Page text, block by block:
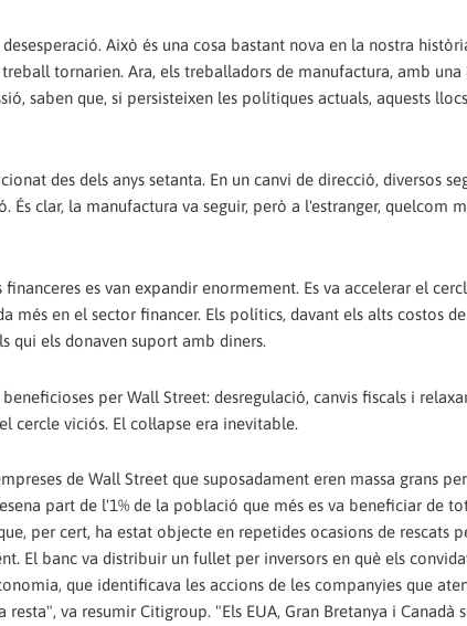
Això és una cosa bastant nova en la nostra
tornarien. Ara, els treballadors de manufactura, amb una
saben que, si persisteixen les polítiques actuals, aquests
des dels anys setanta. En un canvi de direcció, diversos
clar, la manufactura va seguir, però a l'estranger, quelcom
es van expandir enormement. Es va accelerar el
més en el sector financer. Els polítics, davant els alts costos
qui els donaven suport amb diners.
per Wall Street: desregulació, canvis fiscals i
viciós. El col·lapse era inevitable.
de Wall Street que suposadament eren massa grans
part de l'1% de la població que més es va beneficiar de
per cert, ha estat objecte en repetides ocasions de rescats
El banc va distribuir un fullet per inversors en què els
que identificava les accions de les companyies que
va resumir Citigroup. "Els EUA, Gran Bretanya i Canadà